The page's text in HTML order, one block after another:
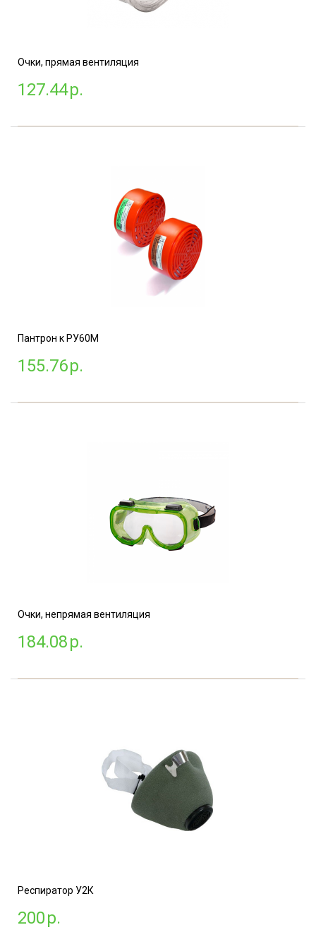
Очки, прямая вентиляция
127.44р.
Пантрон к РУ60М
155.76р.
Очки, непрямая вентиляция
184.08р.
Респиратор У2К
200р.